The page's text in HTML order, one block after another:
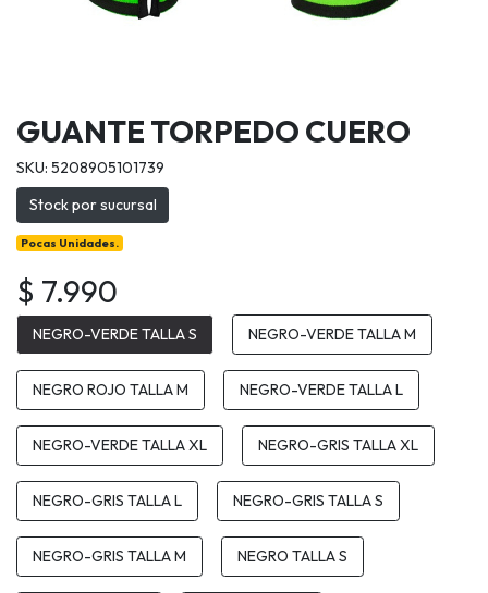
GUANTE TORPEDO CUERO
SKU: 5208905101739
Stock por sucursal
Pocas Unidades.
$ 7.990
NEGRO-VERDE TALLA S NEGRO-VERDE TALLA M
NEGRO ROJO TALLA M NEGRO-VERDE TALLA L
NEGRO-VERDE TALLA XL NEGRO-GRIS TALLA XL
NEGRO-GRIS TALLA L NEGRO-GRIS TALLA S
NEGRO-GRIS TALLA M NEGRO TALLA S